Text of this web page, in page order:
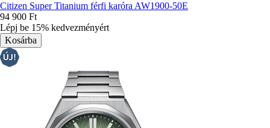
Citizen Super Titanium férfi karóra AW1900-50E
94 900 Ft
Lépj be 15% kedvezményért